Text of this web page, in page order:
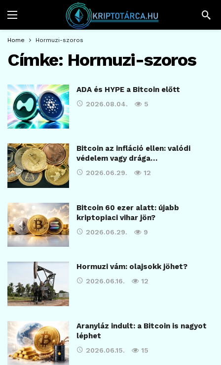
Home Hormuzi-szoros
Címke: Hormuzi-szoros
ADA és HYPE a Bitcoin előtt
2026.08.04. 5
Bitcoin az infláció ellen: valódi
védelem vagy drága…
2026.06.29. 12
Bitcoin 60 ezer alatt: újabb
kriptopiaci vihar jön?
2026.06.29. 9
Hormuzi vám: olajsokk jöhet?
2026.06.16. 12
Aranyláz indult: a Bitcoin is nagyot
léphet
2026.06.15. 15